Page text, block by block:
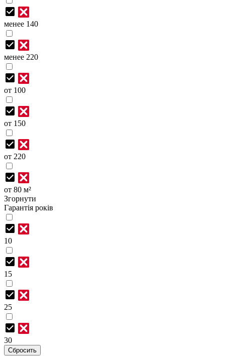
менее 140
менее 220
от 100
от 150
от 220
от 80 м²
Згорнути
Гарантія років
10
15
25
30